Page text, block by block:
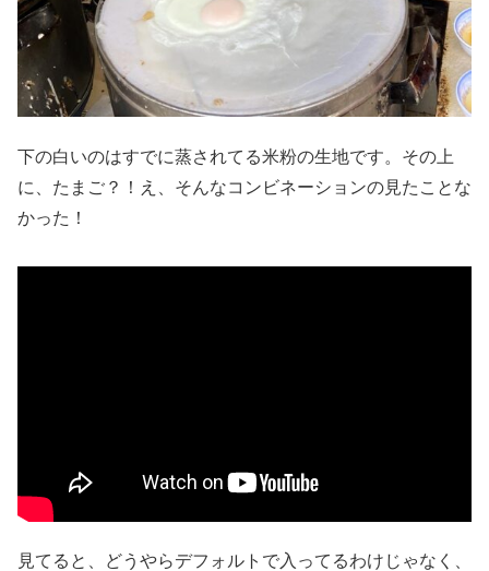
下の白いのはすでに蒸されてる米粉の生地です。その上
に、たまご？！え、そんなコンビネーションの見たことな
かった！
見てると、どうやらデフォルトで入ってるわけじゃなく、